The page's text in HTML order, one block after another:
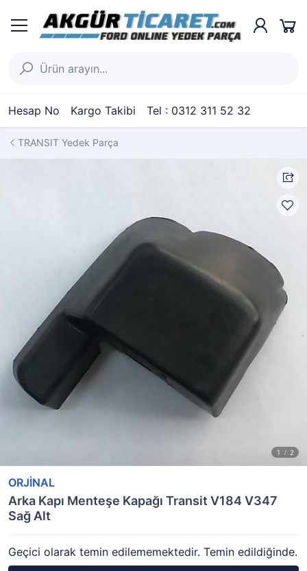
Hesap No Kargo Takibi Tel : 0312 311 52 32
TRANSIT Yedek Parça
ORJİNAL
Arka Kapı Menteşe Kapağı Transit V184 V347
Sağ Alt
Geçici olarak temin edilememektedir. Temin edildiğinde.